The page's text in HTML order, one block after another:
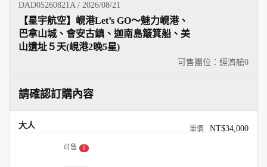
DAD05260821A / 2026/08/21
可售團位：經濟艙0
【星宇航空】峴港Let’s GO～魅力峴港、
巴拿山城、會安古鎮、迦南島簸箕船、美
山遺址５天(峴港2晚5星)
請確認訂購內容
大人 NT$34,000
可售 0